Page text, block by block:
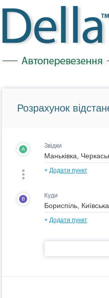
Розрахунок
A Звідки
+ Додати пункт
B Куди
+ Додати пункт